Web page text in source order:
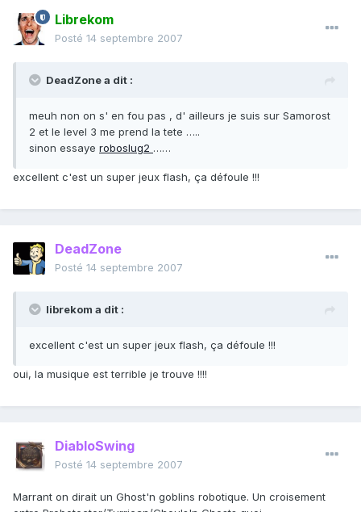
Librekom
Posté 14 septembre 2007
DeadZone a dit :
meuh non on s' en fou pas , d' ailleurs je suis sur Samorost
2 et le level 3 me prend la tete …..
sinon essaye roboslug2 ……
excellent c'est un super jeux flash, ça défoule !!!
DeadZone
Posté 14 septembre 2007
librekom a dit :
excellent c'est un super jeux flash, ça défoule !!!
oui, la musique est terrible je trouve !!!!
DiabloSwing
Posté 14 septembre 2007
Marrant on dirait un Ghost'n goblins robotique. Un croisement